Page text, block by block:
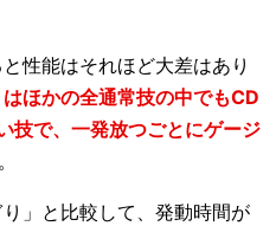
性能はそれほど大差はあり
はほかの全通常技の中でもCD
技で、一発放つごとにゲージ
」と比較して、発動時間が